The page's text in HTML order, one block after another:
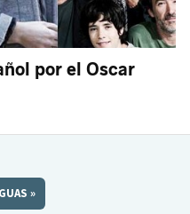
por el Oscar
»